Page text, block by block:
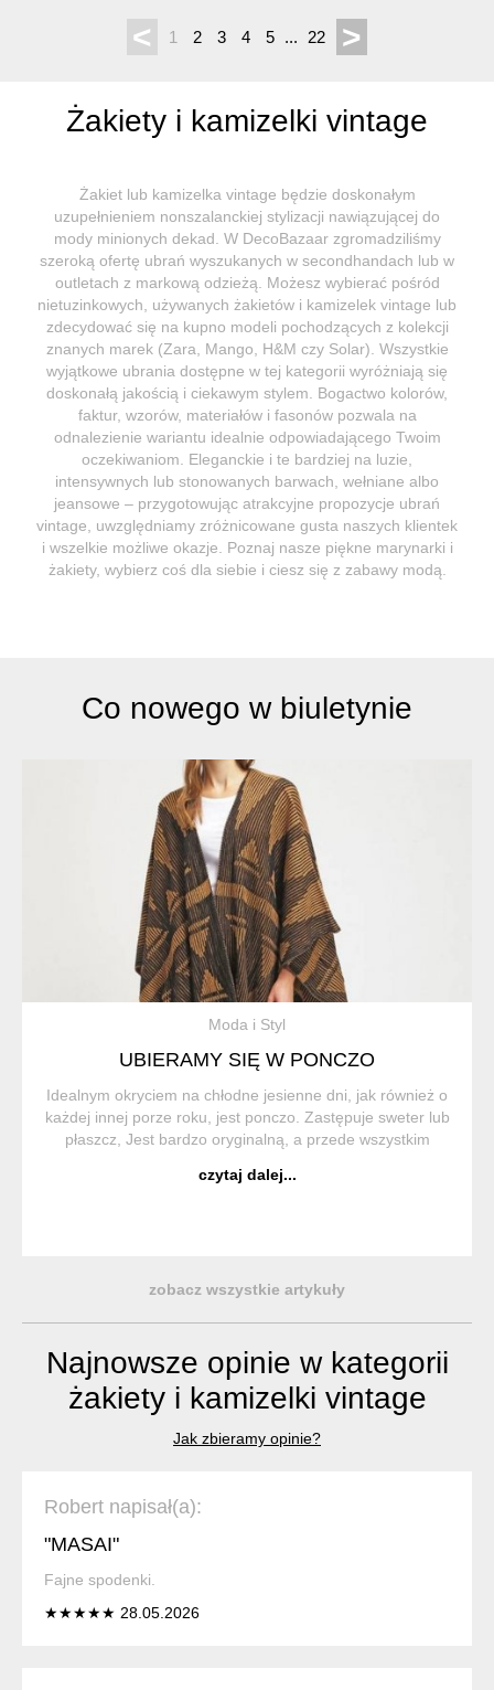
< 1 2 3 4 5 ... 22 >
Żakiety i kamizelki vintage
Żakiet lub kamizelka vintage będzie doskonałym
uzupełnieniem nonszalanckiej stylizacji nawiązującej do
mody minionych dekad. W DecoBazaar zgromadziliśmy
szeroką ofertę ubrań wyszukanych w secondhandach lub w
outletach z markową odzieżą. Możesz wybierać pośród
nietuzinkowych, używanych żakietów i kamizelek vintage lub
zdecydować się na kupno modeli pochodzących z kolekcji
znanych marek (Zara, Mango, H&M czy Solar). Wszystkie
wyjątkowe ubrania dostępne w tej kategorii wyróżniają się
doskonałą jakością i ciekawym stylem. Bogactwo kolorów,
faktur, wzorów, materiałów i fasonów pozwala na
odnalezienie wariantu idealnie odpowiadającego Twoim
oczekiwaniom. Eleganckie i te bardziej na luzie,
intensywnych lub stonowanych barwach, wełniane albo
jeansowe – przygotowując atrakcyjne propozycje ubrań
vintage, uwzględniamy zróżnicowane gusta naszych klientek
i wszelkie możliwe okazje. Poznaj nasze piękne marynarki i
żakiety, wybierz coś dla siebie i ciesz się z zabawy modą.
Co nowego w biuletynie
Moda i Styl
UBIERAMY SIĘ W PONCZO
Idealnym okryciem na chłodne jesienne dni, jak również o
każdej innej porze roku, jest ponczo. Zastępuje sweter lub
płaszcz, Jest bardzo oryginalną, a przede wszystkim
Poncho) to trad...
czytaj dalej...
zobacz wszystkie artykuły
Najnowsze opinie w kategorii
żakiety i kamizelki vintage
Jak zbieramy opinie?
Robert napisał(a):
"MASAI"
Fajne spodenki.
★★★★★ 28.05.2026